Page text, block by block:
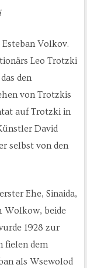
Volkov.
Leo Trotzki
den
von Trotzkis
auf Trotzki in
David
selbst von den
Ehe, Sinaida,
Wolkow, beide
1928 zur
fielen dem
als Wsewolod